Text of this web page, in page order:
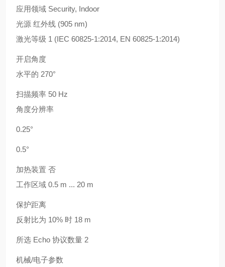
应用领域 Security, Indoor
光源 红外线 (905 nm)
激光等级 1 (IEC 60825-1:2014, EN 60825-1:2014)
开启角度
水平的 270°
扫描频率 50 Hz
角度分辨率
0.25°
0.5°
加热装置 否
工作区域 0.5 m ... 20 m
保护距离
反射比为 10% 时 18 m
所选 Echo 协议数量 2
机械/电子参数